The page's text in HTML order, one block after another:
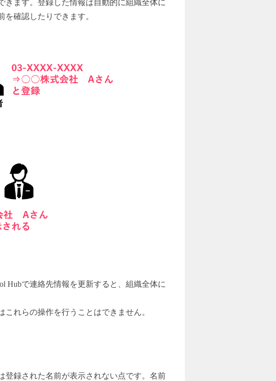
きます。登録した情報は自動的に組織全体に
確認したりできます。
Hubで連絡先情報を更新すると、組織全体に
れらの操作を行うことはできません。
登録された名前が表示されない点です。名前